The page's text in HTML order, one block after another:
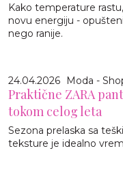
Kako temperature
novu energiju -
nego ranije.
24.04.2026 Moda -
Praktične ZARA
tokom celog leta
Sezona prelaska sa
teksture je idealno